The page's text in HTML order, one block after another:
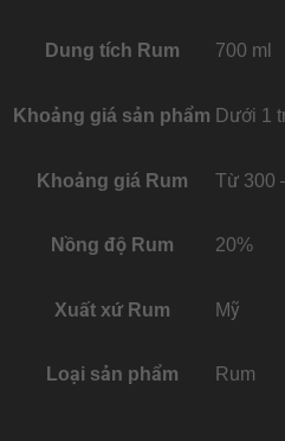
Dung tích Rum 700 ml
Khoảng giá sản phẩm Dưới 1
Khoảng giá Rum Từ 300
Nồng độ Rum 20%
Xuất xứ Rum Mỹ
Loại sản phẩm Rum